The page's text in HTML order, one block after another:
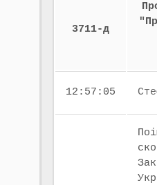
3711-д
12:57:05